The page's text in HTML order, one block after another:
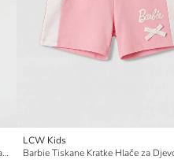
Djevojačke kratke hlače s uzorkom (pakiranje od 2)
LCW Kids
Barbie Tiskane Kratke Hlače za